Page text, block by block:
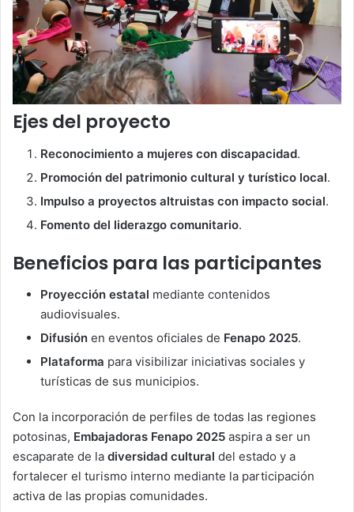
Ejes del proyecto
Reconocimiento a mujeres con discapacidad.
Promoción del patrimonio cultural y turístico local.
Impulso a proyectos altruistas con impacto social.
Fomento del liderazgo comunitario.
Beneficios para las participantes
Proyección estatal mediante contenidos
audiovisuales.
Difusión en eventos oficiales de Fenapo 2025.
Plataforma para visibilizar iniciativas sociales y
turísticas de sus municipios.
Con la incorporación de perfiles de todas las regiones
potosinas, Embajadoras Fenapo 2025 aspira a ser un
escaparate de la diversidad cultural del estado y a
fortalecer el turismo interno mediante la participación
activa de las propias comunidades.